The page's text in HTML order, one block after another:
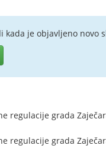
kada je objavljeno novo
regulacije grada
grada